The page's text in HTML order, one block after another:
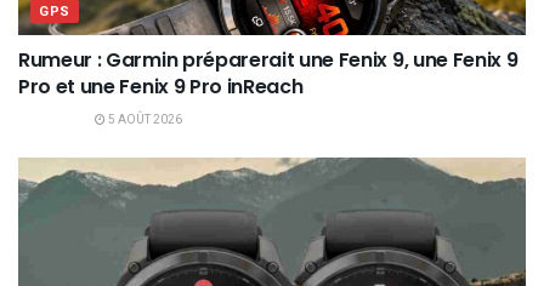
GPS
Rumeur : Garmin préparerait une Fenix 9, une Fenix 9
Pro et une Fenix 9 Pro inReach
5 AOÛT 2026